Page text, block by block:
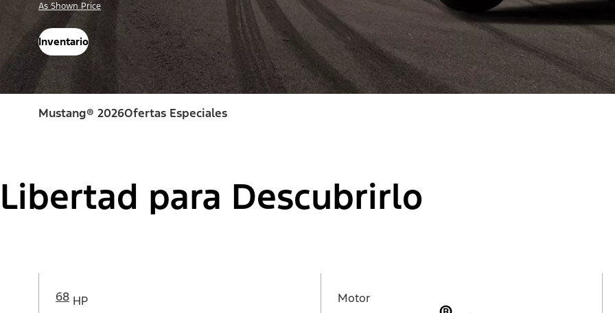
As Shown Price
Inventario
Mustang® 2026Ofertas Especiales
Libertad para Descubrirlo
68 HP Motor